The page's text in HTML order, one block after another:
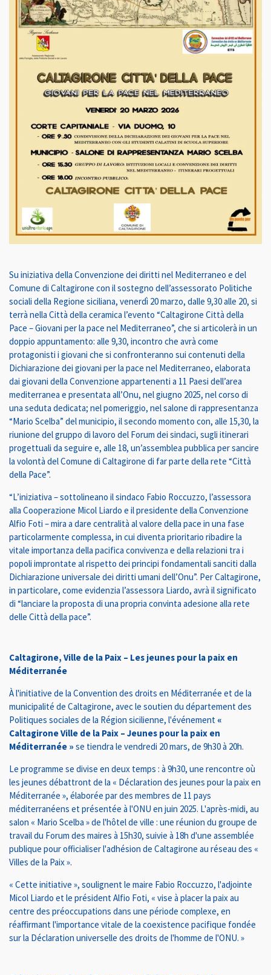
Su iniziativa della Convenzione dei diritti nel Mediterraneo e del
Comune di Caltagirone con il sostegno dell’assessorato Politiche
sociali della Regione siciliana, venerdì 20 marzo, dalle 9,30 alle 20, si
terrà nella Città della ceramica l’evento “Caltagirone Città della
Pace – Giovani per la pace nel Mediterraneo”, che si articolerà in un
doppio appuntamento: alle 9,30, incontro che avrà come
protagonisti i giovani che si confronteranno sui contenuti della
Dichiarazione dei giovani per la pace nel Mediterraneo, elaborata
dai giovani della Convenzione appartenenti a 11 Paesi dell’area
mediterranea e presentata all’Onu, nel giugno 2025, nel corso di
una seduta dedicata; nel pomeriggio, nel salone di rappresentanza
“Mario Scelba” del municipio, il secondo momento con, alle 15,30, la
riunione del gruppo di lavoro del Forum dei sindaci, sugli itinerari
progettuali da seguire e, alle 18, un’assemblea pubblica per sancire
la volontà del Comune di Caltagirone di far parte della rete “Città
della Pace”.
“L’iniziativa – sottolineano il sindaco Fabio Roccuzzo, l’assessora
alla Cooperazione Micol Liardo e il presidente della Convenzione
Alfio Foti – mira a dare centralità al valore della pace in una fase
particolarmente complessa, in cui diventa prioritario ribadire la
vitale importanza della pacifica convivenza e della relazioni tra i
popoli improntate al rispetto dei principi fondamentali sanciti dalla
Dichiarazione universale dei diritti umani dell’Onu”. Per Caltagirone,
in particolare, come evidenzia l’assessora Liardo, avrà il significato
di “lanciare la proposta di una propria convinta adesione alla rete
delle Città della pace”.
Caltagirone, Ville de la Paix – Les jeunes pour la paix en
Méditerranée
À l'initiative de la Convention des droits en Méditerranée et de la
municipalité de Caltagirone, avec le soutien du département des
Politiques sociales de la Région sicilienne, l'événement «
Caltagirone Ville de la Paix – Jeunes pour la paix en
Méditerranée » se tiendra le vendredi 20 mars, de 9h30 à 20h.
Le programme se divise en deux temps : à 9h30, une rencontre où
les jeunes débattront de la « Déclaration des jeunes pour la paix en
Méditerranée », élaborée par des membres de 11 pays
méditerranéens et présentée à l'ONU en juin 2025. L'après-midi, au
salon « Mario Scelba » de l'hôtel de ville : une réunion du groupe de
travail du Forum des maires à 15h30, suivie à 18h d'une assemblée
publique pour officialiser l'adhésion de Caltagirone au réseau des «
Villes de la Paix ».
« Cette initiative », soulignent le maire Fabio Roccuzzo, l'adjointe
Micol Liardo et le président Alfio Foti, « vise à placer la paix au
centre des préoccupations dans une période complexe, en
réaffirmant l'importance vitale de la coexistence pacifique fondée
sur la Déclaration universelle des droits de l'homme de l'ONU. »